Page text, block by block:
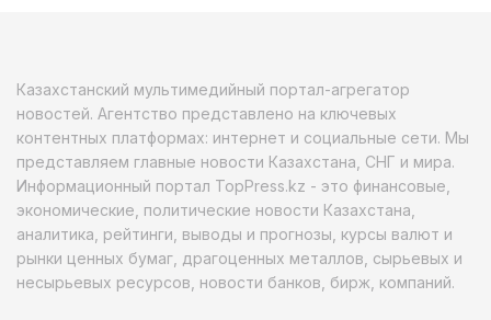
Казахстанский мультимедийный портал-агрегатор
новостей. Агентство представлено на ключевых
контентных платформах: интернет и социальные сети. Мы
представляем главные новости Казахстана, СНГ и мира.
Информационный портал TopPress.kz - это финансовые,
экономические, политические новости Казахстана,
аналитика, рейтинги, выводы и прогнозы, курсы валют и
рынки ценных бумаг, драгоценных металлов, сырьевых и
несырьевых ресурсов, новости банков, бирж, компаний.